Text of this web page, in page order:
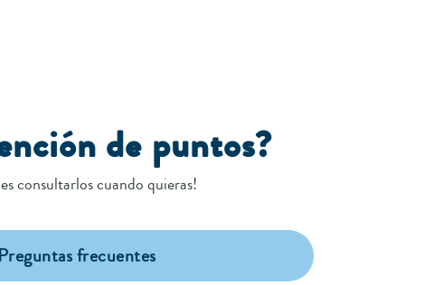
de puntos?
consultarlos cuando quieras!
Preguntas frecuentes